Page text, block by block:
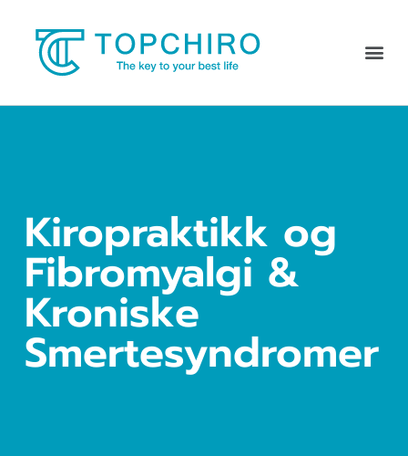
Kiropraktikk og
Fibromyalgi &
Kroniske
Smertesyndromer